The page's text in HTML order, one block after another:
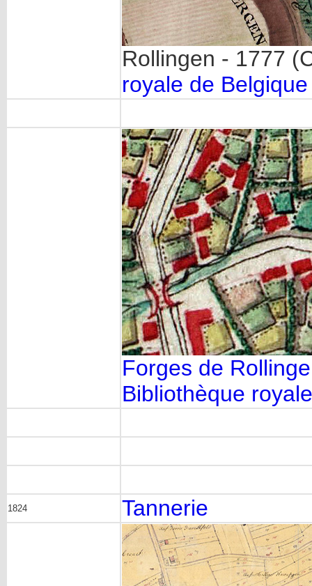
Rollingen - 1777
royale de Belgique
Forges de
Bibliothèque
1824 Tannerie